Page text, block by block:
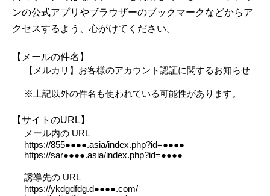
ンの公式アプリやブラウザーのブックマークなどからア
クセスするよう、心がけてください。
【メールの件名】
【メルカリ】お客様のアカウント認証に関するお知らせ
※上記以外の件名も使われている可能性があります。
【サイトのURL】
メール内の URL
https://855●●●●.asia/index.php?id=●●●●
https://sar●●●●.asia/index.php?id=●●●●
誘導先の URL
https://ykdgdfdg.d●●●●.com/